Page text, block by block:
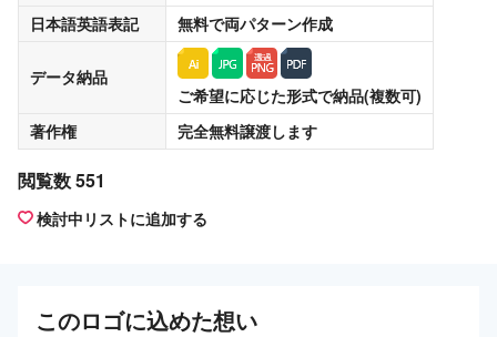
日本語英語表記
無料で両パターン作成
データ納品
ご希望に応じた形式で納品(複数可)
著作権
完全無料譲渡します
閲覧数 551
検討中リストに追加する
このロゴに込めた想い